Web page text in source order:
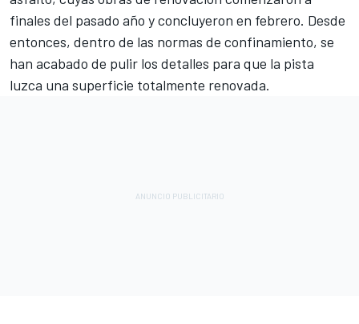
finales del pasado año y concluyeron en febrero. Desde
entonces, dentro de las normas de confinamiento, se
han acabado de pulir los detalles para que la pista
luzca una superficie totalmente renovada.